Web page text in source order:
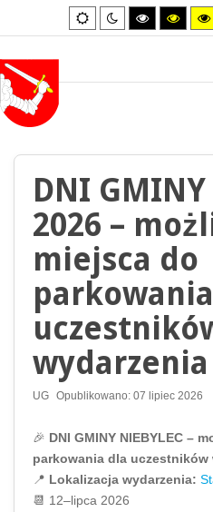
Default
mode
Night
mode
High
contrast
High
DNI GMINY
2026 –
miejsca do
wydarzenia
UG Opublikowano: 07 lipiec 2026
🎉 DNI GMINY NIEBYLEC –
parkowania dla uczestników
📍 Lokalizacja wydarzenia:
📆 12–lipca 2026